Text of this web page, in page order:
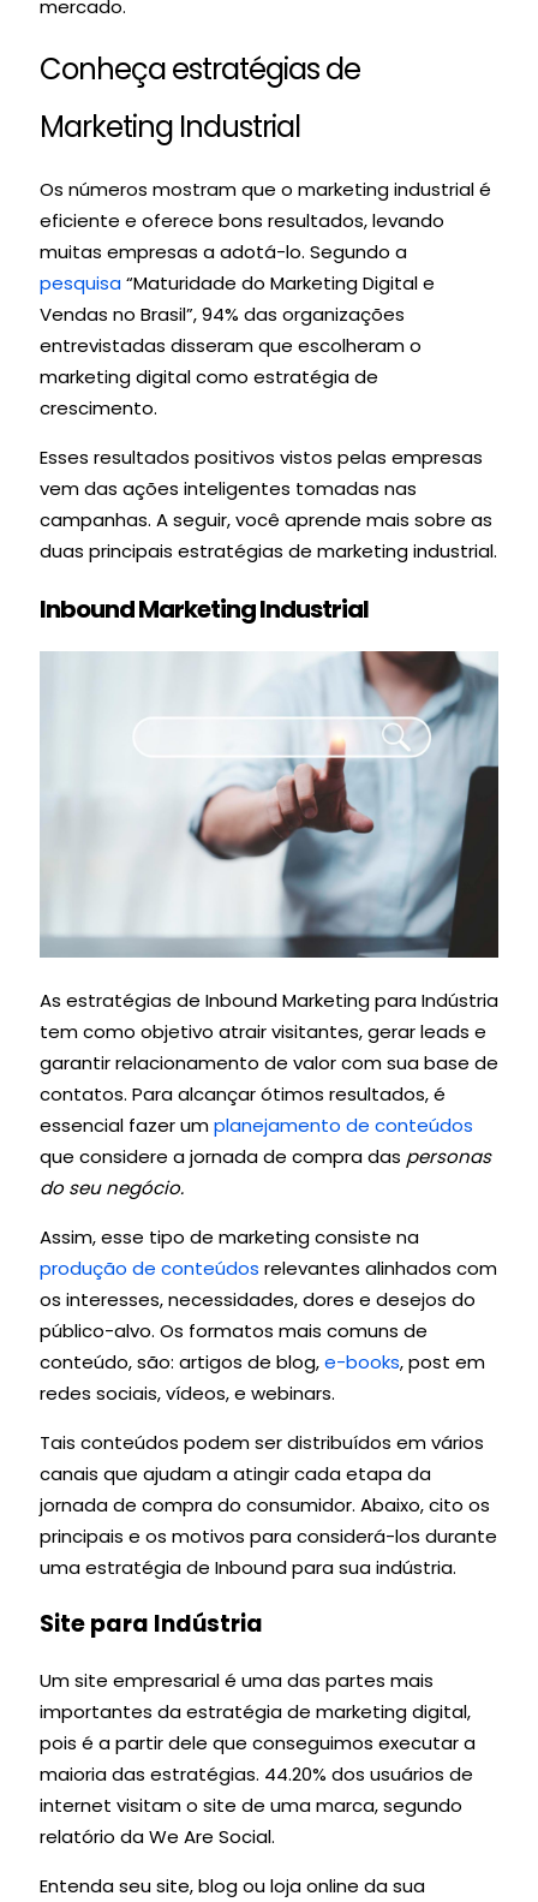
mercado.
Conheça estratégias de
Marketing Industrial
Os números mostram que o marketing industrial é
eficiente e oferece bons resultados, levando
muitas empresas a adotá-lo. Segundo a
pesquisa“Maturidade do Marketing Digital e
Vendas no Brasil”, 94% das organizações
entrevistadas disseram que escolheram o
marketing digital como estratégia de
crescimento.
Esses resultados positivos vistos pelas empresas
vem das ações inteligentes tomadas nas
campanhas. A seguir, você aprende mais sobre as
duas principais estratégias de marketing industrial.
Inbound Marketing Industrial
As estratégias de Inbound Marketing para Indústria
tem como objetivo atrair visitantes, gerar leads e
garantir relacionamento de valor com sua base de
contatos. Para alcançar ótimos resultados, é
essencial fazer umplanejamento de conteúdos
que considere a jornada de compra das personas
do seu negócio.
Assim, esse tipo de marketing consiste na
produção de conteúdos relevantes alinhados com
os interesses, necessidades, dores e desejos do
público-alvo. Os formatos mais comuns de
conteúdo, são: artigos de blog,e-books, post em
redes sociais, vídeos, e webinars.
Tais conteúdos podem ser distribuídos em vários
canais que ajudam a atingir cada etapa da
jornada de compra do consumidor. Abaixo, cito os
principais e os motivos para considerá-los durante
uma estratégia de Inbound para sua indústria.
Site para Indústria
Um site empresarial é uma das partes mais
importantes da estratégia de marketing digital,
pois é a partir dele que conseguimos executar a
maioria das estratégias. 44.20% dos usuários de
internet visitam o site de uma marca, segundo
relatório da We Are Social.
Entenda seu site, blog ou loja online da sua